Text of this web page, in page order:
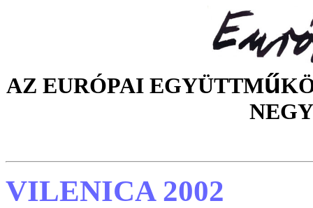
AZ EURÓPAI EGYÜTTMű
VILENICA 2002